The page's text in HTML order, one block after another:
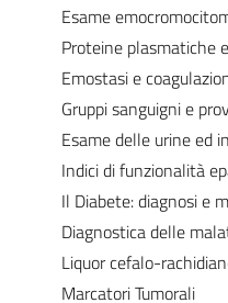
Esame
Proteine plasmatiche
Emostasi e
Gruppi sanguigni e
Esame delle urine ed
Indici di funzionalità
Il Diabete: diagnosi e
Diagnostica delle
Liquor cefalo-
Marcatori Tumorali